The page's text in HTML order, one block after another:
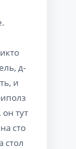
д-
и
тут
сто
стол